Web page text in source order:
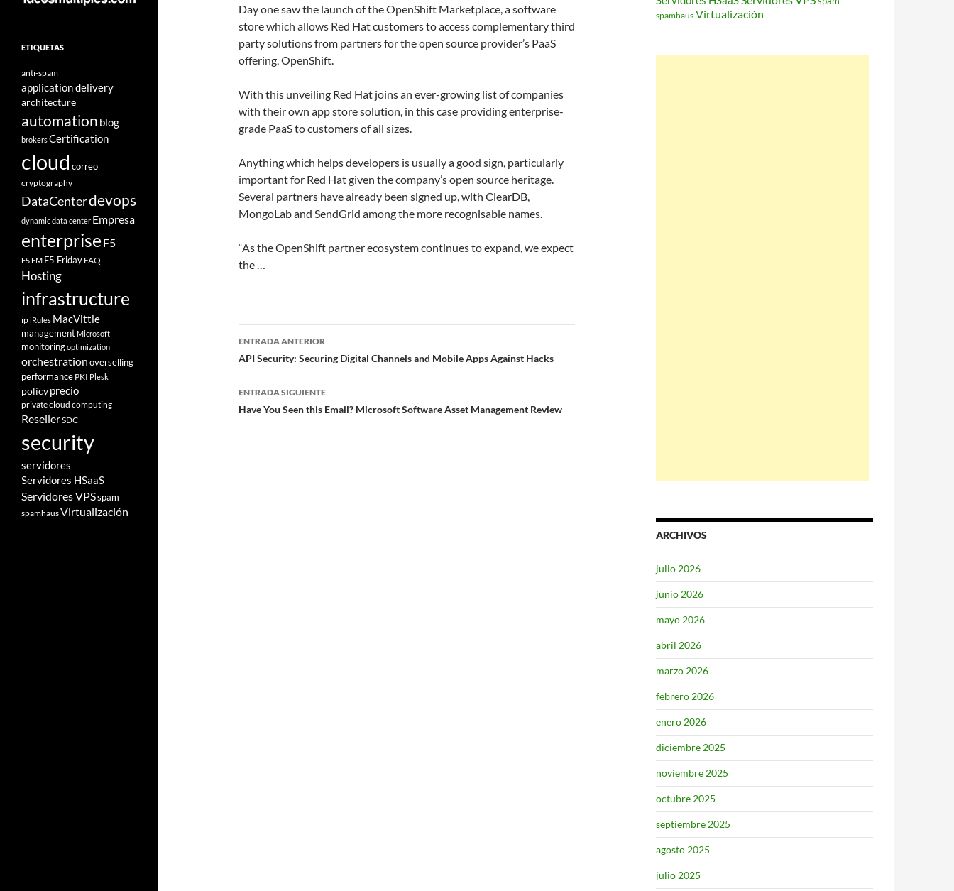
Day one saw the launch of the OpenShift Marketplace, a software
store which allows Red Hat customers to access complementary third
party solutions from partners for the open source provider’s PaaS
offering, OpenShift.
With this unveiling Red Hat joins an ever-growing list of companies
with their own app store solution, in this case providing enterprise-
grade PaaS to customers of all sizes.
Anything which helps developers is usually a good sign, particularly
important for Red Hat given the company’s open source heritage.
Several partners have already been signed up, with ClearDB,
MongoLab and SendGrid among the more recognisable names.
“As the OpenShift partner ecosystem continues to expand, we expect
the …
Navegador
de
entradas
ENTRADA ANTERIOR
API Security: Securing Digital Channels and Mobile Apps Against Hacks
ENTRADA SIGUIENTE
Have You Seen this Email? Microsoft Software Asset Management Review
spamhaus Virtualización
ARCHIVOS
julio 2026
junio 2026
mayo 2026
abril 2026
marzo 2026
febrero 2026
enero 2026
diciembre 2025
noviembre 2025
octubre 2025
septiembre 2025
agosto 2025
julio 2025
ETIQUETAS
anti-spam
application delivery
architecture
automation blog
brokersCertification
cloud correo
cryptography
DataCenterdevops
dynamic data center Empresa
enterprise F5
F5 EM F5 Friday FAQ
Hosting
infrastructure
ipiRules MacVittie
management Microsoft
monitoringoptimization
orchestrationoverselling
performance PKI Plesk
policyprecio
private cloud computing
ResellerSDC
security
servidores
Servidores HSaaS
Servidores VPSspam
spamhausVirtualización